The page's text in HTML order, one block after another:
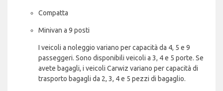
Compatta
Minivan a 9 posti
I veicoli a noleggio variano per capacità da 4, 5 e 9
passeggeri. Sono disponibili veicoli a 3, 4 e 5 porte. Se
avete bagagli, i veicoli Carwiz variano per capacità di
trasporto bagagli da 2, 3, 4 e 5 pezzi di bagaglio.